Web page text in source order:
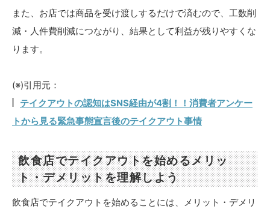
また、お店では商品を受け渡しするだけで済むので、工数削
減・人件費削減につながり、結果として利益が残りやすくな
ります。
(※)引用元：
テイクアウトの認知はSNS経由が4割！！消費者アンケー
トから見る緊急事態宣言後のテイクアウト事情
飲食店でテイクアウトを始めるメリッ
ト・デメリットを理解しよう
飲食店でテイクアウトを始めることには、メリット・デメリ